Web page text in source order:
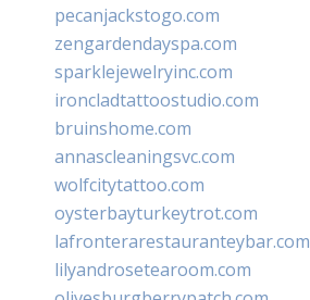
pecanjackstogo.com
zengardendayspa.com
sparklejewelryinc.com
ironcladtattoostudio.com
bruinshome.com
annascleaningsvc.com
wolfcitytattoo.com
oysterbayturkeytrot.com
lafronterarestauranteybar.com
lilyandrosetearoom.com